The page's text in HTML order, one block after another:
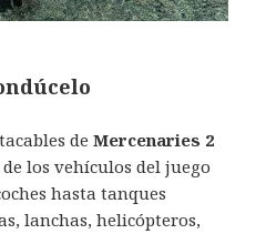
de Mercenaries 2
los vehículos del juego
hasta tanques
lanchas, helicópteros,